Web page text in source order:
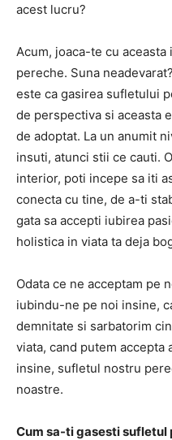
acest lucru?
Acum, joaca-te cu
pereche. Suna
este ca gasirea sufletului
de perspectiva si aceasta
de adoptat. La un anumit
insuti, atunci stii ce cauti.
interior, poti incepe sa iti
conecta cu tine, de a-ti
gata sa accepti iubirea
holistica in viata ta deja
Odata ce ne acceptam pe
iubindu-ne pe noi insine,
demnitate si sarbatorim
viata, cand putem
insine, sufletul nostru
noastre.
Cum sa-ti gasesti